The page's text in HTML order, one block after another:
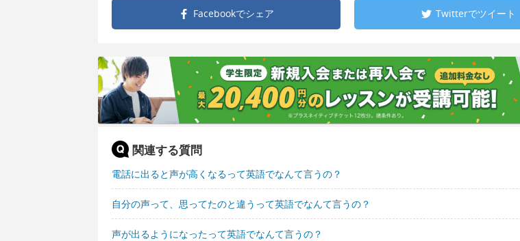
Facebookでシェア Twitterでツイート
関連する質問
電話に出ると声が高くなるって英語でなんて言うの？
自分の声って、思ってたのと違うって英語でなんて言うの？
声が出るようになったって英語でなんて言うの？